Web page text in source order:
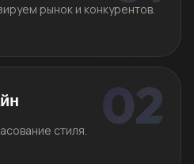
рынок и конкурентов.
стиля.